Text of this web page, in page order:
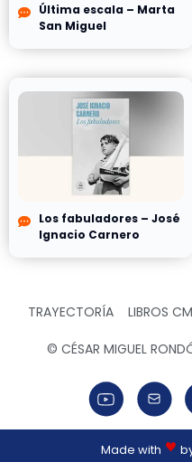
Última escala – Marta
San Miguel
Los fabuladores – José
Ignacio Carnero
TRAYECTORÍA LIBROS
© CÉSAR MIGUEL
Made with